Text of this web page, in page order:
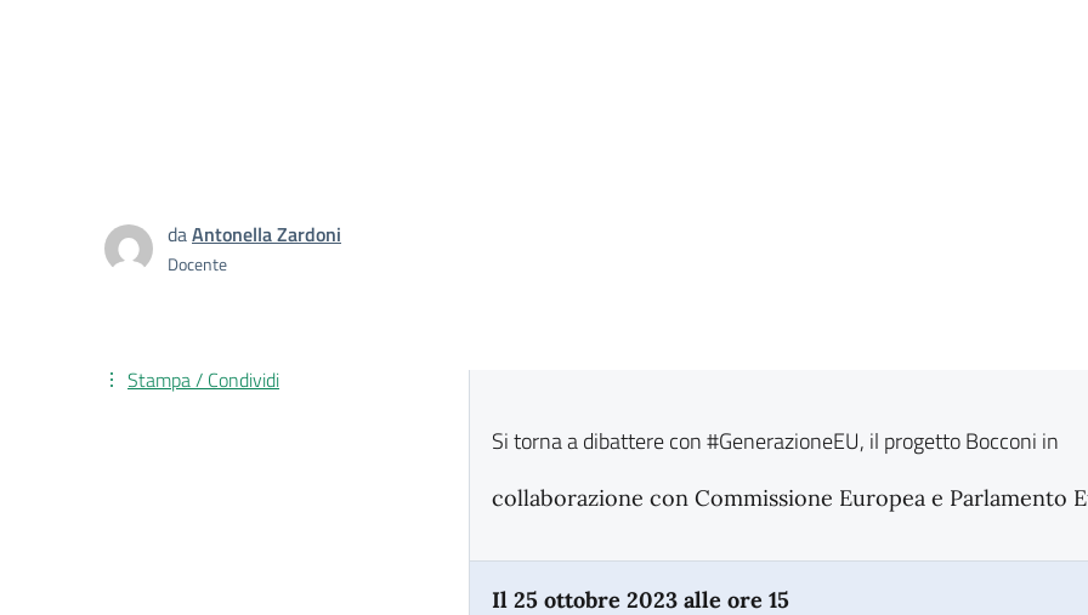
daAntonella Zardoni
Docente
Si torna a dibattere con #GenerazioneEU, il progetto Bocconi in
collaborazione con Commissione Europea e Parlamento
Il 25 ottobre 2023 alle ore 15
Stampa / Condividi